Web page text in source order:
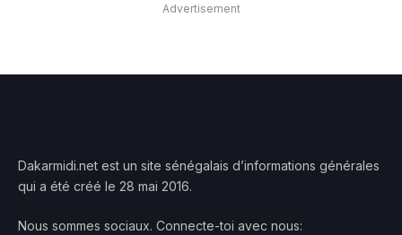
Advertisement
Dakarmidi.net est un site sénégalais d’informations générales
qui a été créé le 28 mai 2016.
Nous sommes sociaux. Connecte-toi avec nous: